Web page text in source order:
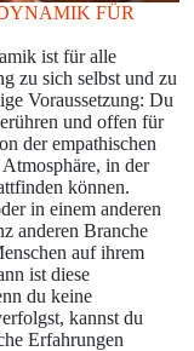
FÜR
ist für alle
zu sich selbst und zu
Voraussetzung: Du
und offen für
der empathischen
in der
können.
in einem anderen
anderen Branche
auf ihrem
ist diese
du keine
kannst du
Erfahrungen